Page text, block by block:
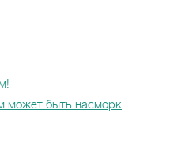
может быть насморк